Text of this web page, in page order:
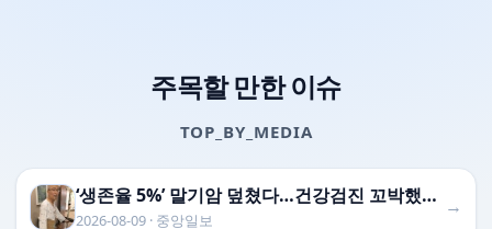
주목할 만한 이슈
TOP_BY_MEDIA
‘생존율 5%’ 말기암 덮쳤다…건강검진 꼬박했던 의사의 실 …
2026-08-09 · 중앙일보
→